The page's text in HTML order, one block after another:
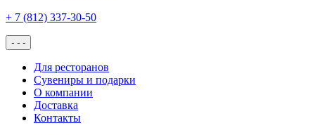
+ 7 (812) 337-30-50
- - -
Для ресторанов
Сувениры и подарки
О компании
Доставка
Контакты